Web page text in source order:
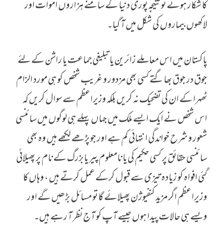
کا شکار ہوئے تو نتیجہ پوری دنیا کے سامنے ہزاروں اموات اور
لاکھوں بیماروں کی شکل میں آ گیا۔
پاکستان میں اس معاملے زائرین یا تبلیغی جماعت یا راشن کے لئے
جوق در جوق بھاگتے کسی بھی مزدور و غریب شخص کو ہی مورد الزام
ٹھہرا کے ان کی تضحیک نہ کریں بلکہ وزیراعظم سے سوال کریں کہ
اس شخص نے ایک ایسے ملک میں جہاں پہلے ہی لوگوں میں سائنسی
شعور و شرح خواندگی انتہائی کم ہے اور جوپڑھے لکھے ہیں وہ بھی
سائنسی حقائق پر کسی حکیم کی یا نامعلوم پیر یابزرگ کے نام پر پھیلائی
گئی افواہ کو زیادہ تیزی سے قبول کرکے عمل کرتے ہیں ، وہاں کا
وزیراعظم اگر مزید کنفیوژن پھیلائے گا تو مسائل بڑھیں گے اور
ویسے ہی حالات پیدا ہوں جیسے آپ کو آج نظر آ رہے ہیں۔